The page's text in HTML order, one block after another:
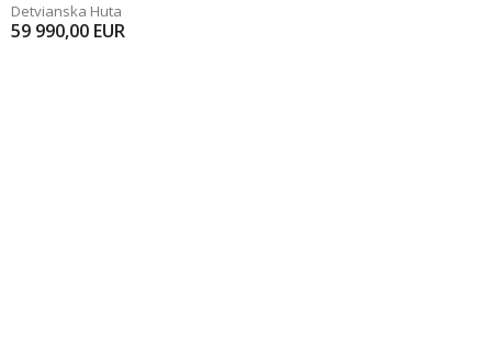
Detvianska Huta
59 990,00 EUR